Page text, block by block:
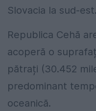
Slovacia la sud-est.
Republica Cehă
acoperă o
pătrați (30.452
predominant
oceanică.